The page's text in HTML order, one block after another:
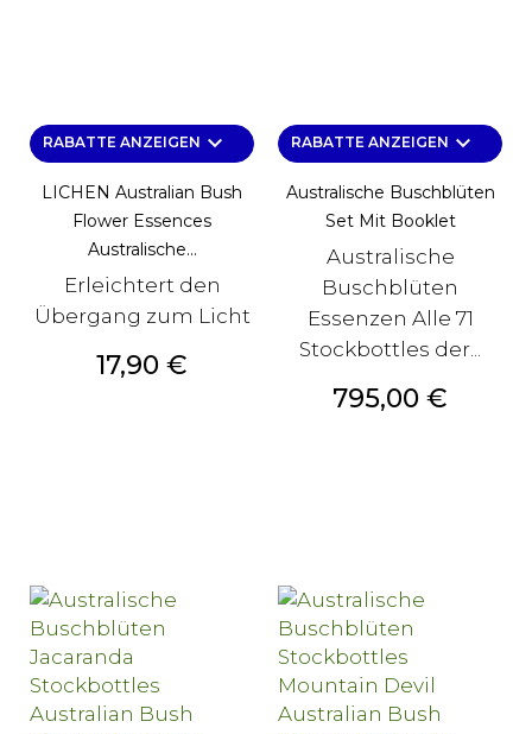
RABATTE ANZEIGEN keyboard_arrow_down
LICHEN Australian Bush
Flower Essences
Australische...
Erleichtert den
Übergang zum Licht
Preis
17,90 €
RABATTE ANZEIGEN keyboard_arrow_down
Australische Buschblüten
Set Mit Booklet
Australische
Buschblüten
Essenzen Alle 71
Stockbottles der...
Preis
795,00 €